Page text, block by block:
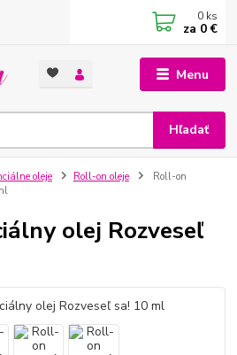
Menu
Hľadať
0 ks
za 0 €
oleje Roll-on oleje
Roll-on
olej Rozveseľ